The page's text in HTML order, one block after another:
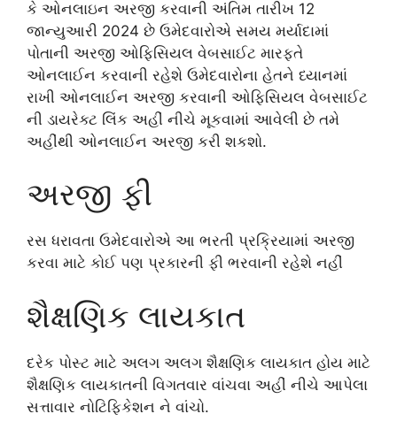
કે ઓનલાઇન અરજી કરવાની અંતિમ તારીખ 12
જાન્યુઆરી 2024 છે ઉમેદવારોએ સમય મર્યાદામાં
પોતાની અરજી ઓફિસિયલ વેબસાઈટ મારફતે
ઓનલાઈન કરવાની રહેશે ઉમેદવારોના હેતને ધ્યાનમાં
રાખી ઓનલાઈન અરજી કરવાની ઓફિસિયલ વેબસાઈટ
ની ડાયરેક્ટ લિંક અહીં નીચે મૂકવામાં આવેલી છે તમે
અહીંથી ઓનલાઈન અરજી કરી શકશો.
અરજી ફી
રસ ધરાવતા ઉમેદવારોએ આ ભરતી પ્રક્રિયામાં અરજી
કરવા માટે કોઈ પણ પ્રકારની ફી ભરવાની રહેશે નહીં
શૈક્ષણિક લાયકાત
દરેક પોસ્ટ માટે અલગ અલગ શૈક્ષણિક લાયકાત હોય માટે
શૈક્ષણિક લાયકાતની વિગતવાર વાંચવા અહીં નીચે આપેલા
સત્તાવાર નોટિફિકેશન ને વાંચો.